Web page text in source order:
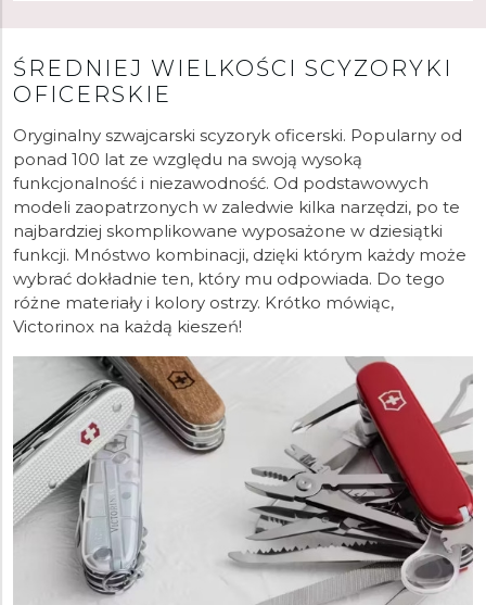
ŚREDNIEJ WIELKOŚCI SCYZORYKI
OFICERSKIE
Oryginalny szwajcarski scyzoryk oficerski. Popularny od
ponad 100 lat ze względu na swoją wysoką
funkcjonalność i niezawodność. Od podstawowych
modeli zaopatrzonych w zaledwie kilka narzędzi, po te
najbardziej skomplikowane wyposażone w dziesiątki
funkcji. Mnóstwo kombinacji, dzięki którym każdy może
wybrać dokładnie ten, który mu odpowiada. Do tego
różne materiały i kolory ostrzy. Krótko mówiąc,
Victorinox na każdą kieszeń!